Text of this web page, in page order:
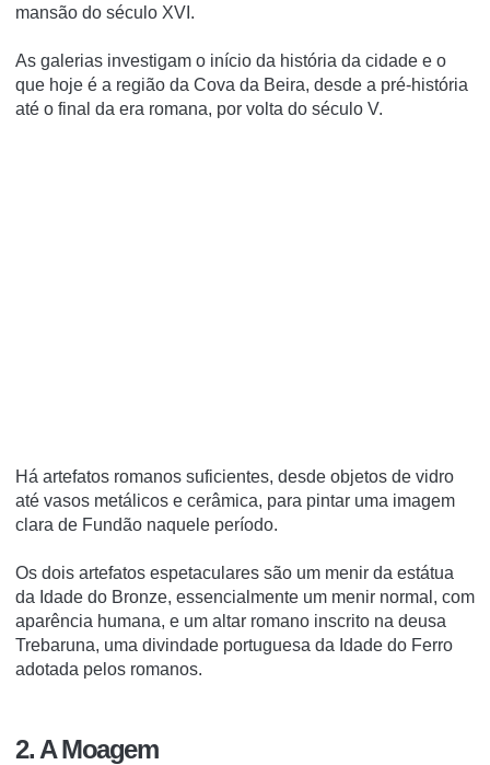
mansão do século XVI.
As galerias investigam o início da história da cidade e o
que hoje é a região da Cova da Beira, desde a pré-história
até o final da era romana, por volta do século V.
Há artefatos romanos suficientes, desde objetos de vidro
até vasos metálicos e cerâmica, para pintar uma imagem
clara de Fundão naquele período.
Os dois artefatos espetaculares são um menir da estátua
da Idade do Bronze, essencialmente um menir normal, com
aparência humana, e um altar romano inscrito na deusa
Trebaruna, uma divindade portuguesa da Idade do Ferro
adotada pelos romanos.
2. A Moagem